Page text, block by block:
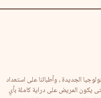
الجديدة ، وأطبائنا على استعداد
يكون المريض على دراية كاملة بأي